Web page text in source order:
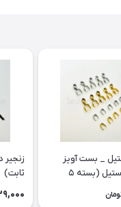
_ بست آویز
زیورالات استیل (بسته ۵
ثابت)